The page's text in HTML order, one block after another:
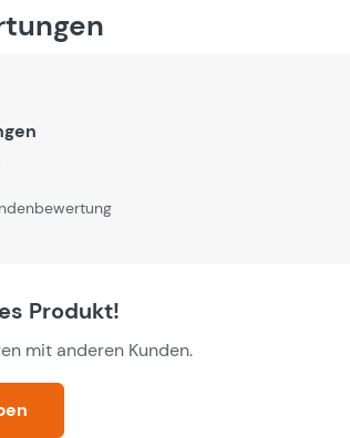
von 0 von 5 Sternen
Produkt!
mit anderen Kunden.